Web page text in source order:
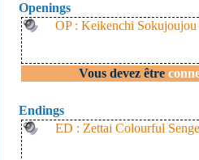
Openings
OP : Keikenchi Sokujoujou
Vous devez être
Endings
ED : Zettai Colourful